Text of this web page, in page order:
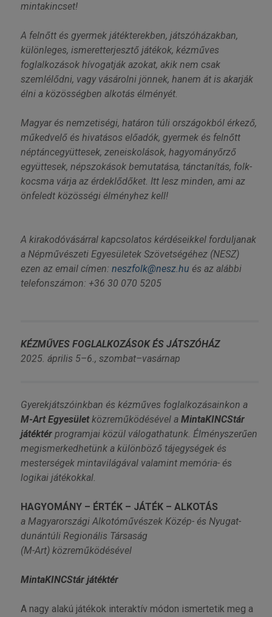
mintakincset!
A felnőtt és gyermek játékterekben, játszóházakban,
különleges, ismeretterjesztő játékok, kézműves
foglalkozások hívogatják azokat, akik nem csak
szemlélődni, vagy vásárolni jönnek, hanem át is akarják
élni a közösségben alkotás élményét.
Magyar és nemzetiségi, határon túli országokból érkező,
műkedvelő és hivatásos előadók, gyermek és felnőtt
néptáncegyüttesek, zeneiskolások, hagyományőrző
együttesek, népszokások bemutatása, tánctanítás, folk-
kocsma várja az érdeklődőket. Itt lesz minden, ami az
önfeledt közösségi élményhez kell!
A kirakodóvásárral kapcsolatos kérdéseikkel forduljanak
a Népművészeti Egyesületek Szövetségéhez (NESZ)
ezen az email címen: neszfolk@nesz.hu és az alábbi
telefonszámon: +36 30 070 5205
KÉZMŰVES FOGLALKOZÁSOK ÉS JÁTSZÓHÁZ
2025. április 5–6., szombat–vasárnap
Gyerekjátszóinkban és kézműves foglalkozásainkon a
M-Art Egyesületközreműködésével a MintaKINCStár
játéktérprogramjai közül válogathatunk. Élményszerűen
megismerkedhetünk a különböző tájegységek és
mesterségek mintavilágával valamint memória- és
logikai játékokkal.
HAGYOMÁNY – ÉRTÉK – JÁTÉK – ALKOTÁS
a Magyarországi Alkotóművészek Közép- és Nyugat-
dunántúli Regionális Társaság
(M-Art) közreműködésével
MintaKINCStár játéktér
A nagy alakú játékok interaktív módon ismertetik meg a